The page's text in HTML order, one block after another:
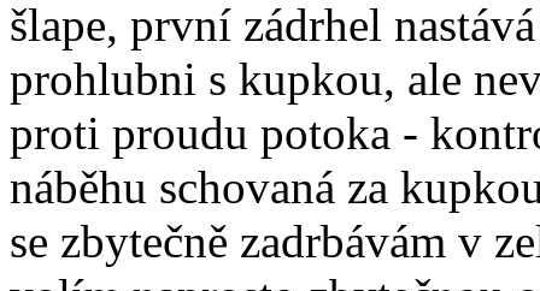
šlape, první zádrhel
prohlubni s kupkou, ale
proti proudu potoka -
náběhu schovaná za
se zbytečně zadrbávám v